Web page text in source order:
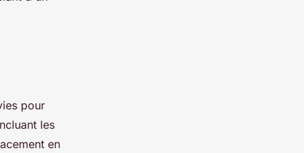
pour
les
en